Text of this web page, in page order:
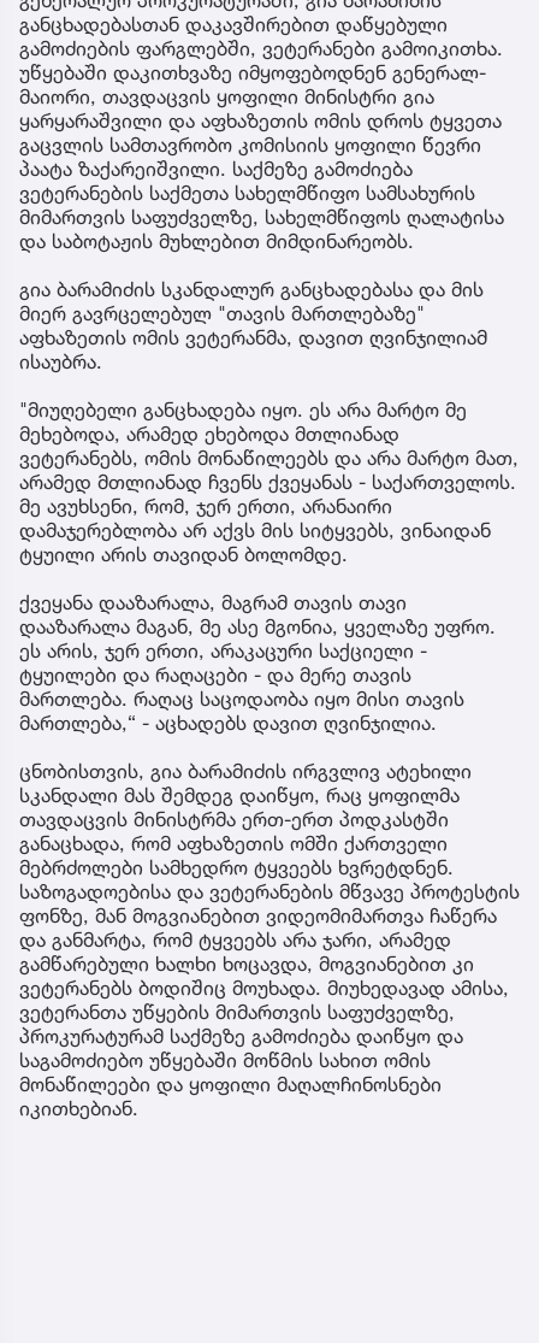
განცხადებასთან დაკავშირებით დაწყებული
გამოძიების ფარგლებში, ვეტერანები გამოიკითხა.
უწყებაში დაკითხვაზე იმყოფებოდნენ გენერალ-
მაიორი, თავდაცვის ყოფილი მინისტრი გია
ყარყარაშვილი და აფხაზეთის ომის დროს ტყვეთა
გაცვლის სამთავრობო კომისიის ყოფილი წევრი
პაატა ზაქარეიშვილი. საქმეზე გამოძიება
ვეტერანების საქმეთა სახელმწიფო სამსახურის
მიმართვის საფუძველზე, სახელმწიფოს ღალატისა
და საბოტაჟის მუხლებით მიმდინარეობს.
გია ბარამიძის სკანდალურ განცხადებასა და მის
მიერ გავრცელებულ "თავის მართლებაზე"
აფხაზეთის ომის ვეტერანმა, დავით ღვინჯილიამ
ისაუბრა.
"მიუღებელი განცხადება იყო. ეს არა მარტო მე
მეხებოდა, არამედ ეხებოდა მთლიანად
ვეტერანებს, ომის მონაწილეებს და არა მარტო მათ,
არამედ მთლიანად ჩვენს ქვეყანას - საქართველოს.
მე ავუხსენი, რომ, ჯერ ერთი, არანაირი
დამაჯერებლობა არ აქვს მის სიტყვებს, ვინაიდან
ტყუილი არის თავიდან ბოლომდე.
ქვეყანა დააზარალა, მაგრამ თავის თავი
დააზარალა მაგან, მე ასე მგონია, ყველაზე უფრო.
ეს არის, ჯერ ერთი, არაკაცური საქციელი -
ტყუილები და რაღაცები - და მერე თავის
მართლება. რაღაც საცოდაობა იყო მისი თავის
მართლება,“ - აცხადებს დავით ღვინჯილია.
ცნობისთვის, გია ბარამიძის ირგვლივ ატეხილი
სკანდალი მას შემდეგ დაიწყო, რაც ყოფილმა
თავდაცვის მინისტრმა ერთ-ერთ პოდკასტში
განაცხადა, რომ აფხაზეთის ომში ქართველი
მებრძოლები სამხედრო ტყვეებს ხვრეტდნენ.
საზოგადოებისა და ვეტერანების მწვავე პროტესტის
ფონზე, მან მოგვიანებით ვიდეომიმართვა ჩაწერა
და განმარტა, რომ ტყვეებს არა ჯარი, არამედ
გამწარებული ხალხი ხოცავდა, მოგვიანებით კი
ვეტერანებს ბოდიშიც მოუხადა. მიუხედავად ამისა,
ვეტერანთა უწყების მიმართვის საფუძველზე,
პროკურატურამ საქმეზე გამოძიება დაიწყო და
საგამოძიებო უწყებაში მოწმის სახით ომის
მონაწილეები და ყოფილი მაღალჩინოსნები
იკითხებიან.